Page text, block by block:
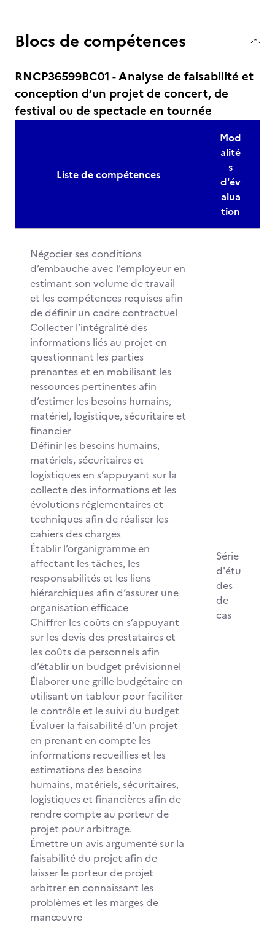
Blocs de compétences
RNCP36599BC01 - Analyse de faisabilité et
conception d’un projet de concert, de
festival ou de spectacle en tournée
Liste de compétences
Mod
alité
s
d'év
alua
tion
Négocier ses conditions
d’embauche avec l’employeur en
estimant son volume de travail
et les compétences requises afin
de définir un cadre contractuel
Collecter l’intégralité des
informations liés au projet en
questionnant les parties
prenantes et en mobilisant les
ressources pertinentes afin
d’estimer les besoins humains,
matériel, logistique, sécuritaire et
financier
Définir les besoins humains,
matériels, sécuritaires et
logistiques en s’appuyant sur la
collecte des informations et les
évolutions réglementaires et
techniques afin de réaliser les
cahiers des charges
Établir l’organigramme en
affectant les tâches, les
responsabilités et les liens
hiérarchiques afin d’assurer une
organisation efficace
Chiffrer les coûts en s’appuyant
sur les devis des prestataires et
les coûts de personnels afin
d’établir un budget prévisionnel
Élaborer une grille budgétaire en
utilisant un tableur pour faciliter
le contrôle et le suivi du budget
Évaluer la faisabilité d’un projet
en prenant en compte les
informations recueillies et les
estimations des besoins
humains, matériels, sécuritaires,
logistiques et financières afin de
rendre compte au porteur de
projet pour arbitrage.
Émettre un avis argumenté sur la
faisabilité du projet afin de
laisser le porteur de projet
arbitrer en connaissant les
problèmes et les marges de
manœuvre
Série
d'étu
des
de
cas